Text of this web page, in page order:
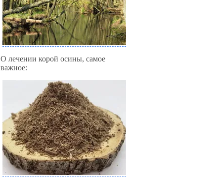
О лечении корой осины, самое
важное: